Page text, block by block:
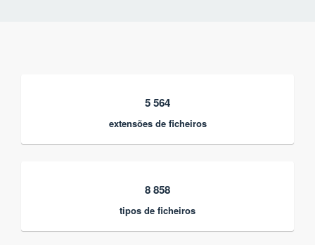
5 564
extensões de ficheiros
8 858
tipos de ficheiros